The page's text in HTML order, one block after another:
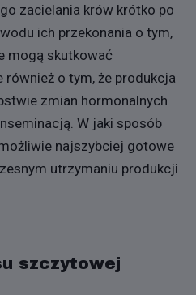
zacielania krów krótko po
ich przekonania o tym,
mogą skutkować
również o tym, że produkcja
zmian hormonalnych
W jaki sposób
najszybciej gotowe
utrzymaniu produkcji
szczytowej